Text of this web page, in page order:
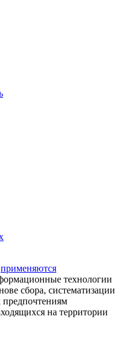
применяются
технологии
сбора, систематизации
предпочтениям
на территории